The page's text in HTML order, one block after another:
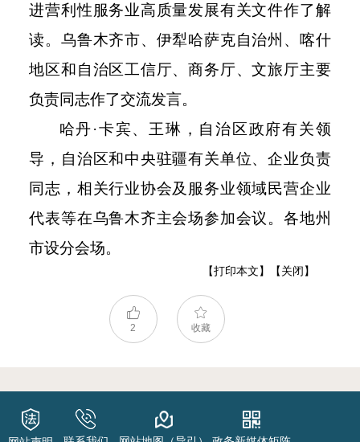
进营利性服务业高质量发展有关文件作了解
读。乌鲁木齐市、伊犁哈萨克自治州、喀什
地区和自治区工信厅、商务厅、文旅厅主要
负责同志作了交流发言。
哈丹·卡宾、王琳，自治区政府有关领
导，自治区和中央驻疆有关单位、企业负责
同志，相关行业协会及服务业领域民营企业
代表等在乌鲁木齐主会场参加会议。各地州
市设分会场。
【打印本文】 【关闭】
2 收藏